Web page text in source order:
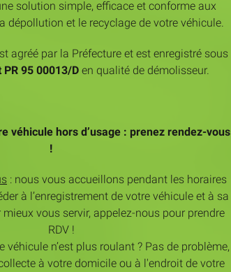
solution simple, efficace et conforme aux
dépollution et le recyclage de votre véhicule.
agréé par la Préfecture et est enregistré sous
PR 95 00013/D en qualité de démolisseur.
véhicule hors d’usage : prenez rendez-vous
!
: nous vous accueillons pendant les horaires
à l’enregistrement de votre véhicule et à sa
vous servir, appelez-nous pour prendre
RDV !
véhicule n’est plus roulant ? Pas de problème,
à votre domicile ou à l'endroit de votre